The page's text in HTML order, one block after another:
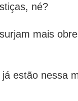
né?
mais
estão nessa